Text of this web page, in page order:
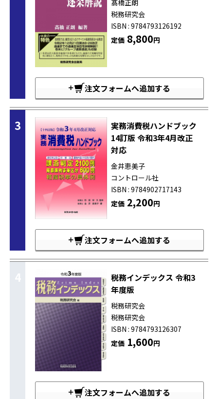
髙橋正朗
税務研究会
ISBN : 9784793126192
定価8,800円
注文フォームへ追加する
3
実務消費税ハンドブック
14訂版 令和3年4月改正
対応
金井恵美子
コントロール社
ISBN : 9784902717143
定価2,200円
注文フォームへ追加する
4
税務インデックス 令和3
年度版
税務研究会
税務研究会
ISBN : 9784793126307
定価1,600円
注文フォームへ追加する